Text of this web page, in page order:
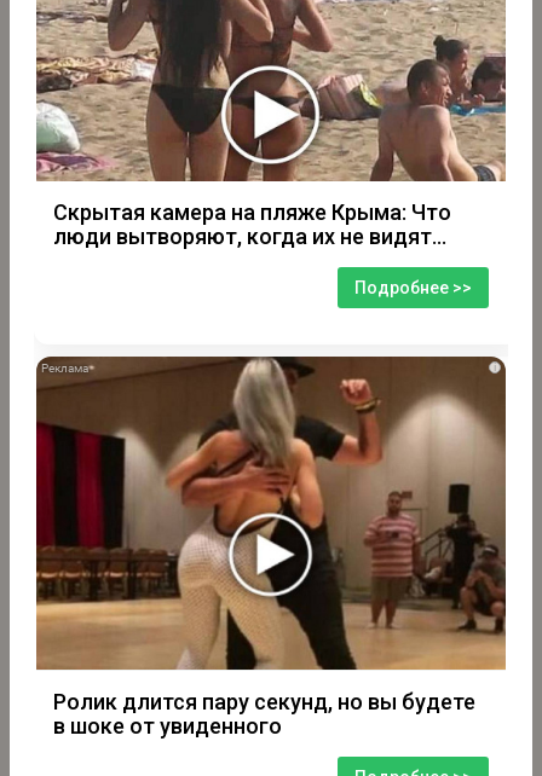
Скрытая камера на пляже Крыма: Что
люди вытворяют, когда их не видят...
Подробнее >>
i
Ролик длится пару секунд, но вы будете
в шоке от увиденного